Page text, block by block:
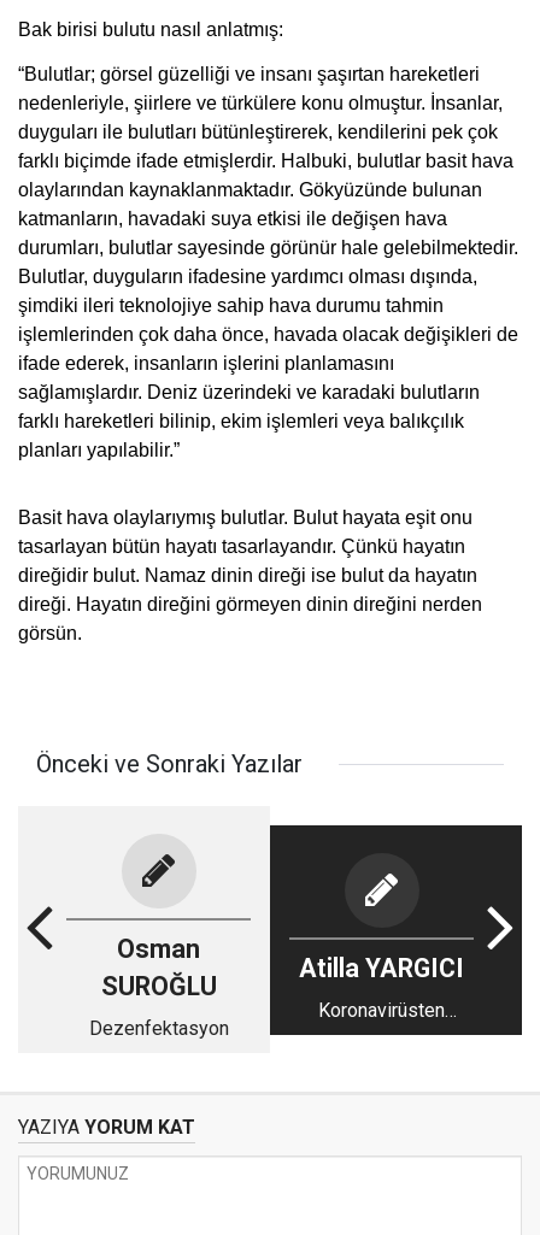
Bak birisi bulutu nasıl anlatmış:
“Bulutlar; görsel güzelliği ve insanı şaşırtan hareketleri
nedenleriyle, şiirlere ve türkülere konu olmuştur. İnsanlar,
duyguları ile bulutları bütünleştirerek, kendilerini pek çok
farklı biçimde ifade etmişlerdir. Halbuki, bulutlar basit hava
olaylarından kaynaklanmaktadır. Gökyüzünde bulunan
katmanların, havadaki suya etkisi ile değişen hava
durumları, bulutlar sayesinde görünür hale gelebilmektedir.
Bulutlar, duyguların ifadesine yardımcı olması dışında,
şimdiki ileri teknolojiye sahip hava durumu tahmin
işlemlerinden çok daha önce, havada olacak değişikleri de
ifade ederek, insanların işlerini planlamasını
sağlamışlardır. Deniz üzerindeki ve karadaki bulutların
farklı hareketleri bilinip, ekim işlemleri veya balıkçılık
planları yapılabilir.”
Basit hava olaylarıymış bulutlar. Bulut hayata eşit onu
tasarlayan bütün hayatı tasarlayandır. Çünkü hayatın
direğidir bulut. Namaz dinin direği ise bulut da hayatın
direği. Hayatın direğini görmeyen dinin direğini nerden
görsün.
Önceki ve Sonraki Yazılar
Osman
SUROĞLU
Dezenfektasyon
Atilla YARGICI
Koronavirüsten
evrimcilere tokat gibi
YAZIYA YORUM KAT